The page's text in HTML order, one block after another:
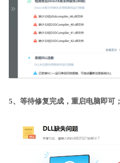
5、等待修复完成，重启电脑即可；